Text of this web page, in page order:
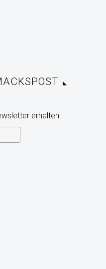
erhalten!